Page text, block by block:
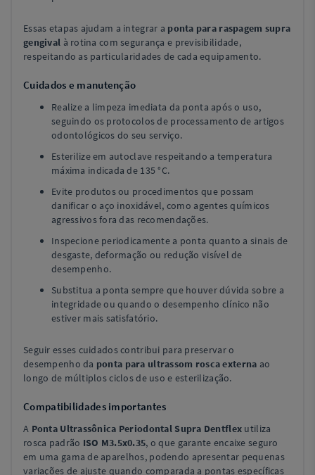
Essas etapas ajudam a integrar a ponta para raspagem supra
gengival à rotina com segurança e previsibilidade,
respeitando as particularidades de cada equipamento.
Cuidados e manutenção
Realize a limpeza imediata da ponta após o uso,
seguindo os protocolos de processamento de artigos
odontológicos do seu serviço.
Esterilize em autoclave respeitando a temperatura
máxima indicada de 135 °C.
Evite produtos ou procedimentos que possam
danificar o aço inoxidável, como agentes químicos
agressivos fora das recomendações.
Inspecione periodicamente a ponta quanto a sinais de
desgaste, deformação ou redução visível de
desempenho.
Substitua a ponta sempre que houver dúvida sobre a
integridade ou quando o desempenho clínico não
estiver mais satisfatório.
Seguir esses cuidados contribui para preservar o
desempenho da ponta para ultrassom rosca externa ao
longo de múltiplos ciclos de uso e esterilização.
Compatibilidades importantes
A Ponta Ultrassônica Periodontal Supra Dentflex utiliza
rosca padrão ISO M3.5x0.35, o que garante encaixe seguro
em uma gama de aparelhos, podendo apresentar pequenas
variações de ajuste quando comparada a pontas específicas